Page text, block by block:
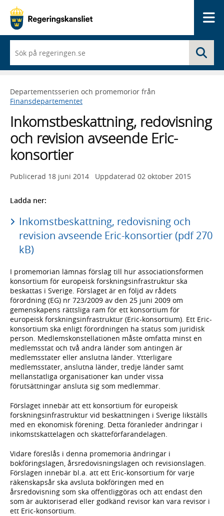
du
börjar
skriva
framträder
en
med
sökförslag
Departementsserien och promemorior från
Finansdepartementet
Inkomstbeskattning, redovisning
och revision avseende Eric-
konsortier
Publicerad 18 juni 2014 Uppdaterad 02 oktober 2015
Ladda ner:
Inkomstbeskattning, redovisning och
revision avseende Eric-konsortier (pdf 270
kB)
I promemorian lämnas förslag till hur associationsformen
konsortium för europeisk forskningsinfrastruktur ska
beskattas i Sverige. Förslaget är en följd av rådets
förordning (EG) nr 723/2009 av den 25 juni 2009 om
gemenskapens rättsliga ram för ett konsortium för
europeisk forskningsinfrastruktur (Eric-konsortium). Ett Eric-
konsortium ska enligt förordningen ha status som juridisk
person. Medlemskonstellationen måste omfatta minst en
medlemsstat och två andra länder som antingen är
medlemsstater eller anslutna länder. Ytterligare
medlemsstater, anslutna länder, tredje länder samt
mellanstatliga organisationer kan under vissa
förutsättningar ansluta sig som medlemmar.
Förslaget innebär att ett konsortium för europeisk
forskningsinfrastruktur vid beskattningen i Sverige likställs
med en ekonomisk förening. Detta föranleder ändringar i
inkomstskattelagen och skatteförfarandelagen.
Vidare föreslås i denna promemoria ändringar i
bokföringslagen, årsredovisningslagen och revisionslagen.
Förslagen innebär bl.a. att ett Eric-konsortium för varje
räkenskapsår ska avsluta bokföringen med en
årsredovisning som ska offentliggöras och att endast den
som är auktoriserad eller godkänd revisor kan vara revisor i
ett Eric-konsortium.